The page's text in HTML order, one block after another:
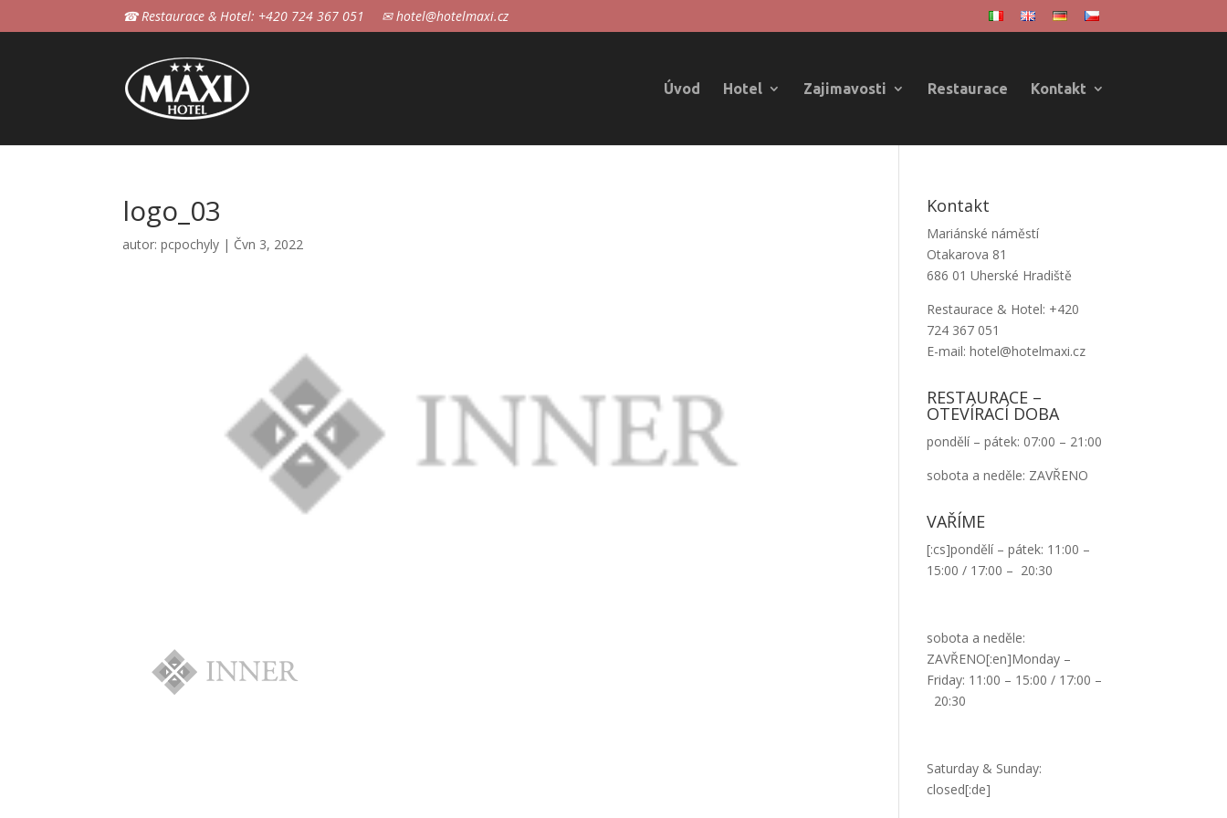
☎ Restaurace & Hotel: +420 724 367 051 ✉ hotel@hotelmaxi.cz
Úvod Hotel Zajimavosti Restaurace Kontakt
logo_03
autor:pcpochyly | Čvn 3, 2022
Kontakt
Mariánské náměstí
Otakarova 81
686 01 Uherské Hradiště
Restaurace & Hotel: +420
724 367 051
E-mail: hotel@hotelmaxi.cz
RESTAURACE –
OTEVÍRACÍ DOBA
pondělí – pátek: 07:00 – 21:00
sobota a neděle: ZAVŘENO
VAŘÍME
[:cs]pondělí – pátek: 11:00 –
15:00 / 17:00 – 20:30
sobota a neděle:
ZAVŘENO[:en]Monday –
Friday: 11:00 – 15:00 / 17:00 –
20:30
Saturday & Sunday:
closed[:de]